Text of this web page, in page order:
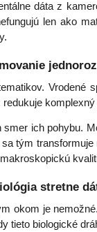
dáta z
len ako
smer ich pohybu.
sa tým
stretne
okom je
tieto biologické